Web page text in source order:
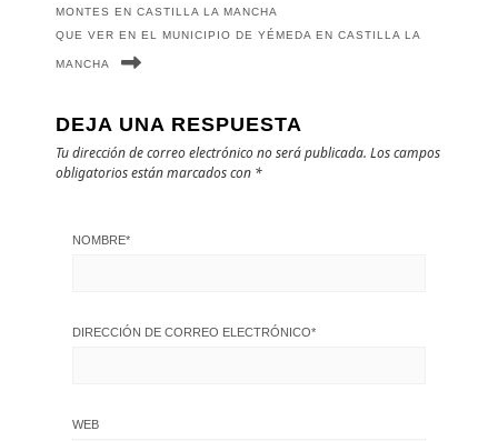
MONTES EN CASTILLA LA MANCHA
QUE VER EN EL MUNICIPIO DE YÉMEDA EN CASTILLA LA
MANCHA
DEJA UNA RESPUESTA
Tu dirección de correo electrónico no será publicada. Los campos
obligatorios están marcados con *
NOMBRE*
DIRECCIÓN DE CORREO ELECTRÓNICO*
WEB